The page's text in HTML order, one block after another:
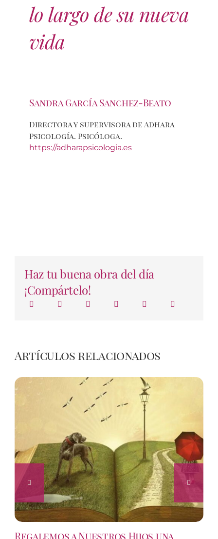
lo largo de su nueva
vida
Sandra García Sanchez-Beato
Directora y supervisora de Adhara
Psicología. Psicóloga.
https://adharapsicologia.es
Haz tu buena obra del día
¡Compártelo!
Artículos relacionados
Regalemos a Nuestros Hijos una